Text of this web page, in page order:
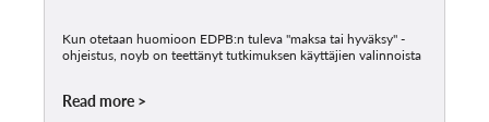
Kun otetaan huomioon EDPB:n tuleva "maksa tai hyväksy" -
ohjeistus, noyb on teettänyt tutkimuksen käyttäjien valinnoista
Read more